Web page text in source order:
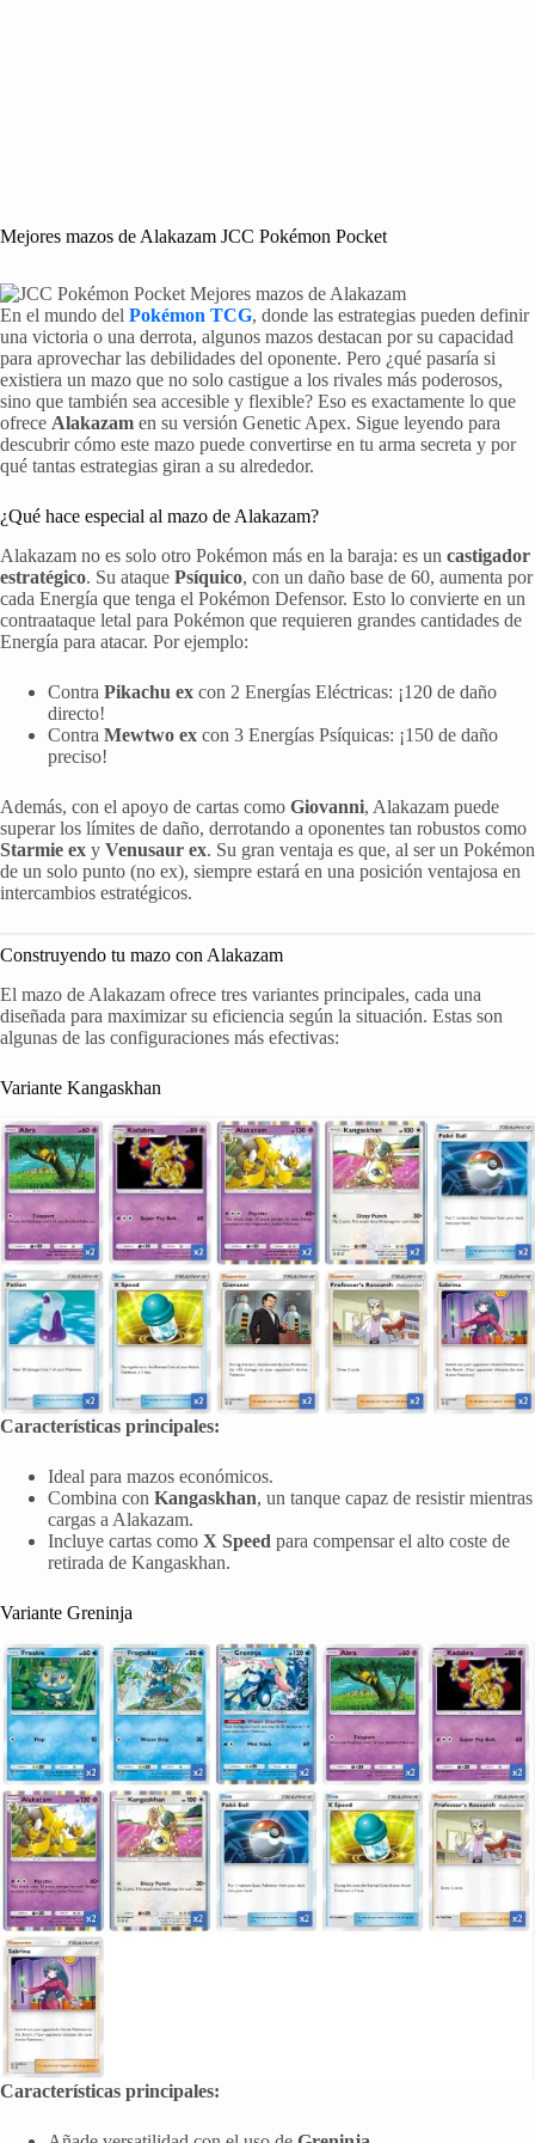
Mejores mazos de Alakazam JCC Pokémon Pocket
En el mundo del Pokémon TCG, donde las estrategias pueden definir
una victoria o una derrota, algunos mazos destacan por su capacidad
para aprovechar las debilidades del oponente. Pero ¿qué pasaría si
existiera un mazo que no solo castigue a los rivales más poderosos,
sino que también sea accesible y flexible? Eso es exactamente lo que
ofrece Alakazam en su versión Genetic Apex. Sigue leyendo para
descubrir cómo este mazo puede convertirse en tu arma secreta y por
qué tantas estrategias giran a su alrededor.
¿Qué hace especial al mazo de Alakazam?
Alakazam no es solo otro Pokémon más en la baraja: es un castigador
estratégico. Su ataque Psíquico, con un daño base de 60, aumenta por
cada Energía que tenga el Pokémon Defensor. Esto lo convierte en un
contraataque letal para Pokémon que requieren grandes cantidades de
Energía para atacar. Por ejemplo:
Contra Pikachu ex con 2 Energías Eléctricas: ¡120 de daño
directo!
Contra Mewtwo ex con 3 Energías Psíquicas: ¡150 de daño
preciso!
Además, con el apoyo de cartas como Giovanni, Alakazam puede
superar los límites de daño, derrotando a oponentes tan robustos como
Starmie ex y Venusaur ex. Su gran ventaja es que, al ser un Pokémon
de un solo punto (no ex), siempre estará en una posición ventajosa en
intercambios estratégicos.
Construyendo tu mazo con Alakazam
El mazo de Alakazam ofrece tres variantes principales, cada una
diseñada para maximizar su eficiencia según la situación. Estas son
algunas de las configuraciones más efectivas:
Variante Kangaskhan
Características principales:
Ideal para mazos económicos.
Combina con Kangaskhan, un tanque capaz de resistir mientras
cargas a Alakazam.
Incluye cartas como X Speed para compensar el alto coste de
retirada de Kangaskhan.
Variante Greninja
Características principales: